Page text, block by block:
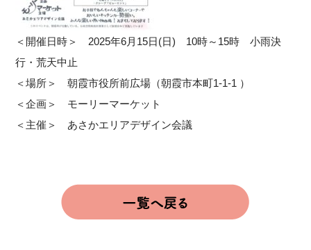
＜開催日時＞ 2025年6月15日(日) 10時～15時 小雨決
行・荒天中止
＜場所＞ 朝霞市役所前広場（朝霞市本町1-1-1 ）
＜企画＞ モーリーマーケット
＜主催＞ あさかエリアデザイン会議